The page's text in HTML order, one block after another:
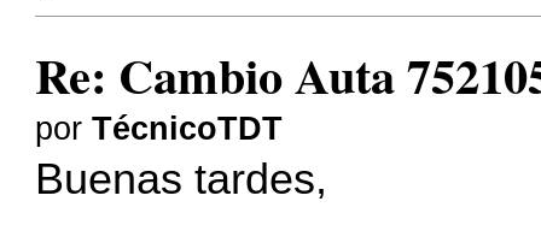
Re: Cambio Auta
porTécnicoTDT
Buenas tardes,